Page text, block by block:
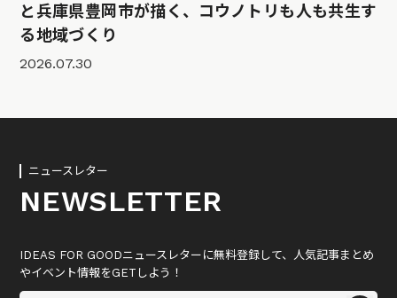
と兵庫県豊岡市が描く、コウノトリも人も共生す
る地域づくり
2026.07.30
ニュースレター
NEWSLETTER
IDEAS FOR GOODニュースレターに無料登録して、人気記事まとめ
やイベント情報をGETしよう！